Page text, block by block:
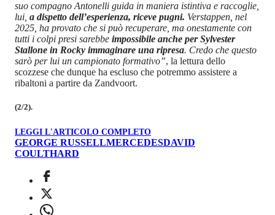
“Al momento è come un tennista che prende la rete. Mentre il
suo compagno Antonelli guida in maniera istintiva e raccoglie,
lui,a dispetto dell’esperienza, riceve pugni. Verstappen, nel
2025, ha provato che si può recuperare, ma onestamente con
tutti i colpi presi sarebbeimpossibile anche per Sylvester
Stallone in Rocky immaginare una ripresa. Credo che questo
sarò per lui un campionato formativo”, la lettura dello
scozzese che dunque ha escluso che potremmo assistere a
LEGGI L'ARTICOLO COMPLETO
GEORGE RUSSELL